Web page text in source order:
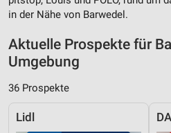
in der Nähe von Barwedel.
Aktuelle Prospekte für
Umgebung
36 Prospekte
Lidl